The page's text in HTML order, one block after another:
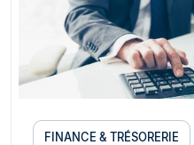
FINANCE & TRÉSORERIE